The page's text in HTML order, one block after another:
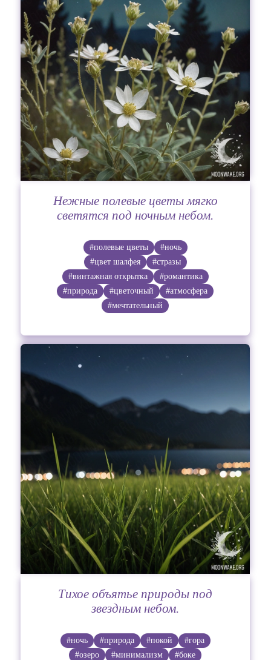
Нежные полевые цветы мягко
светятся под ночным небом.
#полевые цветы
#ночь
#цвет шалфея
#стразы
#винтажная открытка
#романтика
#природа
#цветочный
#атмосфера
#мечтательный
Тихое объятье природы под
звездным небом.
#ночь #природа #покой
#гора
#озеро
#минимализм
#боке